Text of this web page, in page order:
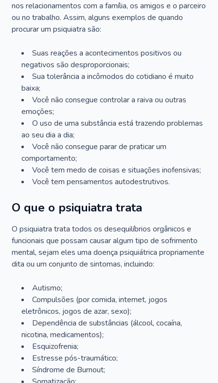
nos relacionamentos com a família, os amigos e o parceiro
ou no trabalho. Assim, alguns exemplos de quando
procurar um psiquiatra são:
Suas reações a acontecimentos positivos ou
negativos são desproporcionais;
Sua tolerância a incômodos do cotidiano é muito
baixa;
Você não consegue controlar a raiva ou outras
emoções;
O uso de uma substância está trazendo problemas
ao seu dia a dia;
Você não consegue parar de praticar um
comportamento;
Você tem medo de coisas e situações inofensivas;
Você tem pensamentos autodestrutivos.
O que o psiquiatra trata
O psiquiatra trata todos os desequilíbrios orgânicos e
funcionais que possam causar algum tipo de sofrimento
mental, sejam eles uma doença psiquiátrica propriamente
dita ou um conjunto de sintomas, incluindo:
Autismo;
Compulsões (por comida, internet, jogos
eletrônicos, jogos de azar, sexo);
Dependência de substâncias (álcool, cocaína,
nicotina, medicamentos);
Esquizofrenia;
Estresse pós-traumático;
Síndrome de Burnout;